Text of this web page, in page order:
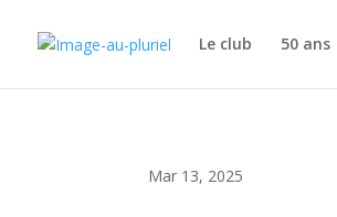
Le club 50 ans
Mar 13, 2025